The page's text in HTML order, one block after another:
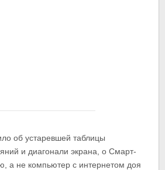
об устаревшей таблицы
и диагонали экрана, о Смарт-
а не компьютер с интернетом доя